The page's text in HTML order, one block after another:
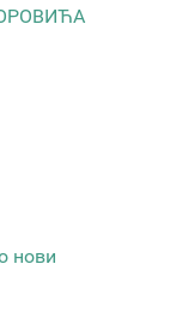
нови